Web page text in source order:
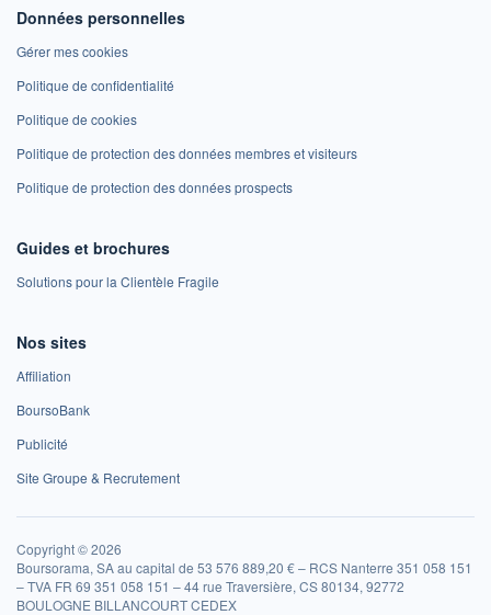
Données personnelles
Gérer mes cookies
Politique de confidentialité
Politique de cookies
Politique de protection des données membres et visiteurs
Politique de protection des données prospects
Guides et brochures
Solutions pour la Clientèle Fragile
Nos sites
Affiliation
BoursoBank
Publicité
Site Groupe & Recrutement
Copyright © 2026
Boursorama, SA au capital de 53 576 889,20 € – RCS Nanterre 351 058 151
– TVA FR 69 351 058 151 – 44 rue Traversière, CS 80134, 92772
BOULOGNE BILLANCOURT CEDEX